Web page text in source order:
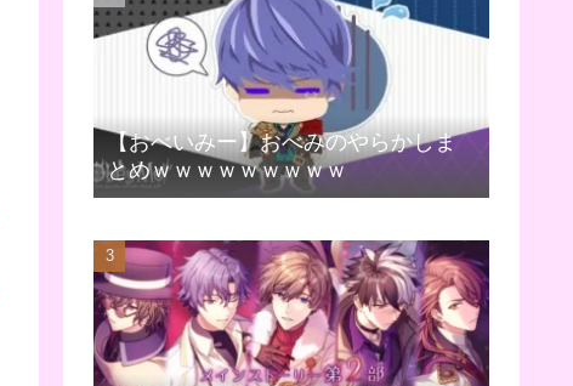
【おべいみー】おべみのやらかしま
とめｗｗｗｗｗｗｗｗｗ